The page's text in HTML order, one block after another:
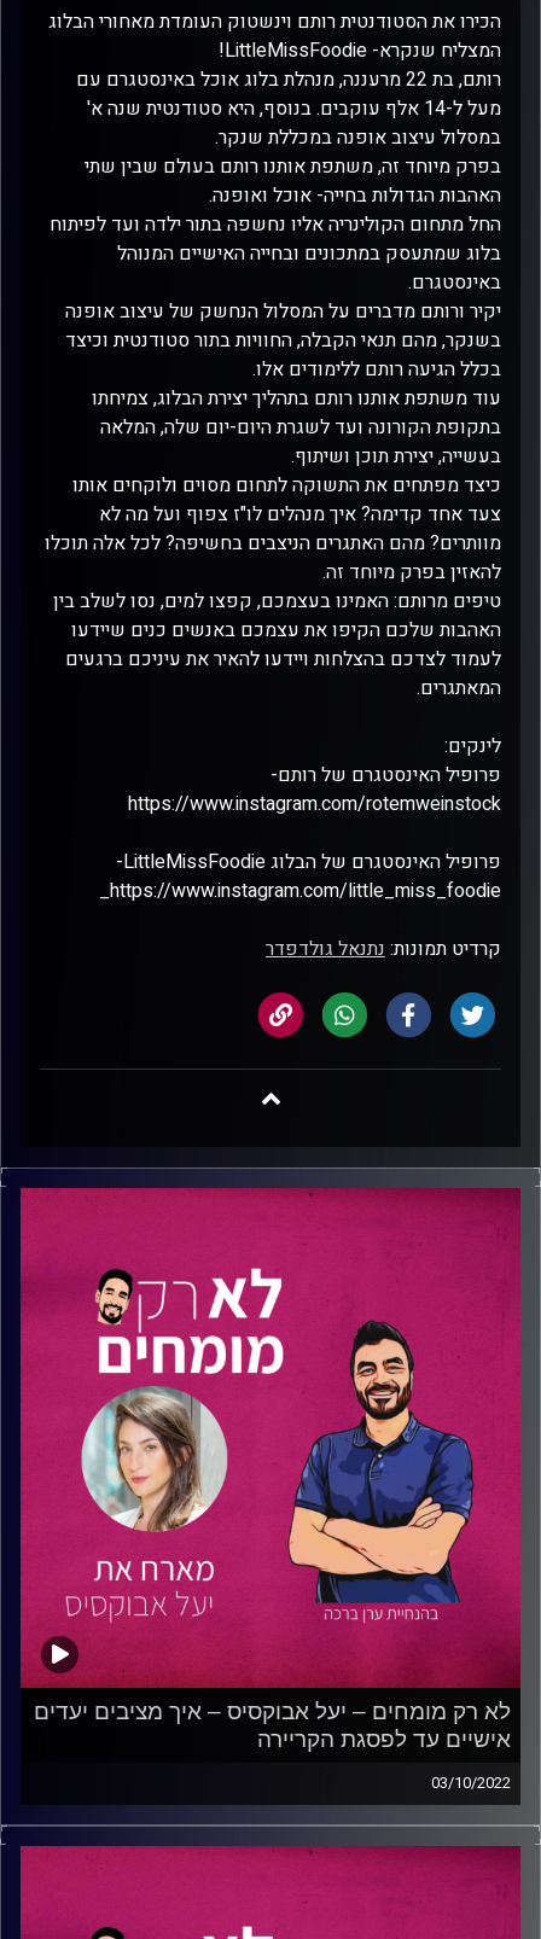
הכירו את הסטודנטית רותם וינשטוק העומדת מאחורי הבלוג
המצליח שנקרא- LittleMissFoodie!
רותם, בת 22 מרעננה, מנהלת בלוג אוכל באינסטגרם עם
מעל ל-14 אלף עוקבים. בנוסף, היא סטודנטית שנה א'
במסלול עיצוב אופנה במכללת שנקר.
בפרק מיוחד זה, משתפת אותנו רותם בעולם שבין שתי
האהבות הגדולות בחייה- אוכל ואופנה.
החל מתחום הקולינריה אליו נחשפה בתור ילדה ועד לפיתוח
בלוג שמתעסק במתכונים ובחייה האישיים המנוהל
באינסטגרם.
יקיר ורותם מדברים על המסלול הנחשק של עיצוב אופנה
בשנקר, מהם תנאי הקבלה, החוויות בתור סטודנטית וכיצד
בכלל הגיעה רותם ללימודים אלו.
עוד משתפת אותנו רותם בתהליך יצירת הבלוג, צמיחתו
בתקופת הקורונה ועד לשגרת היום-יום שלה, המלאה
בעשייה, יצירת תוכן ושיתוף.
כיצד מפתחים את התשוקה לתחום מסוים ולוקחים אותו
צעד אחד קדימה? איך מנהלים לו"ז צפוף ועל מה לא
מוותרים? מהם האתגרים הניצבים בחשיפה? לכל אלה תוכלו
להאזין בפרק מיוחד זה.
טיפים מרותם: האמינו בעצמכם, קפצו למים, נסו לשלב בין
האהבות שלכם הקיפו את עצמכם באנשים כנים שיידעו
לעמוד לצדכם בהצלחות ויידעו להאיר את עיניכם ברגעים
המאתגרים.
לינקים:
פרופיל האינסטגרם של רותם-
https://www.instagram.com/rotemweinstock
פרופיל האינסטגרם של הבלוג LittleMissFoodie-
https://www.instagram.com/little_miss_foodie_
קרדיט תמונות:נתנאל גולדפדר
לא רק מומחים – יעל אבוקסיס – איך מציבים יעדים
אישיים עד לפסגת הקריירה
03/10/2022
בפרק הזה תוכלו לשמוע את ערן ויעל מדברים על בניית
הקריירה וקבלת החלטות חשובות לאורך מסלול הפיתוח האישי
והמקצועי של כל אחד ואחת.